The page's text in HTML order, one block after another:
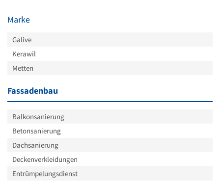
Marke
Galive
Kerawil
Metten
Fassadenbau
Balkonsanierung
Betonsanierung
Dachsanierung
Deckenverkleidungen
Entrümpelungsdienst